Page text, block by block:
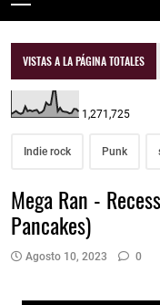
VISTAS A LA PÁGINA TOTALES
1,271,725
Indie rock Punk
Mega Ran -
Pancakes)
Agosto 10, 2023 0